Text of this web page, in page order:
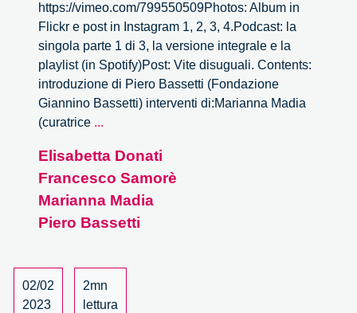
https://vimeo.com/799550509Photos: Album in
Flickr e post in Instagram 1, 2, 3, 4.Podcast: la
singola parte 1 di 3, la versione integrale e la
playlist (in Spotify)Post: Vite disuguali. Contents:
introduzione di Piero Bassetti (Fondazione
Giannino Bassetti) interventi di:Marianna Madia
(curatrice ...
–
1/3
Elisabetta Donati
Francesco Samorè
Marianna Madia
Piero Bassetti
02/02
2023
2mn
lettura